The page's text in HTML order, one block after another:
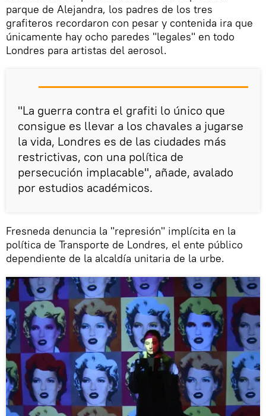
parque de Alejandra, los padres de los tres
grafiteros recordaron con pesar y contenida ira que
únicamente hay ocho paredes "legales" en todo
Londres para artistas del aerosol.
"La guerra contra el grafiti lo único que
consigue es llevar a los chavales a jugarse
la vida, Londres es de las ciudades más
restrictivas, con una política de
persecución implacable", añade, avalado
por estudios académicos.
Fresneda denuncia la "represión" implícita en la
política de Transporte de Londres, el ente público
dependiente de la alcaldía unitaria de la urbe.